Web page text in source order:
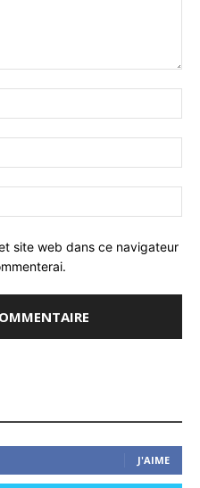
site web dans ce navigateur
J'AIME